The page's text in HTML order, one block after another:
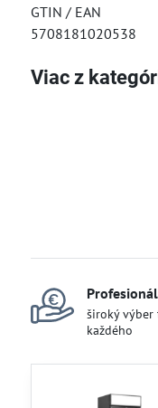
GTIN / EAN
5708181020538
Viac z
široký výber
každého